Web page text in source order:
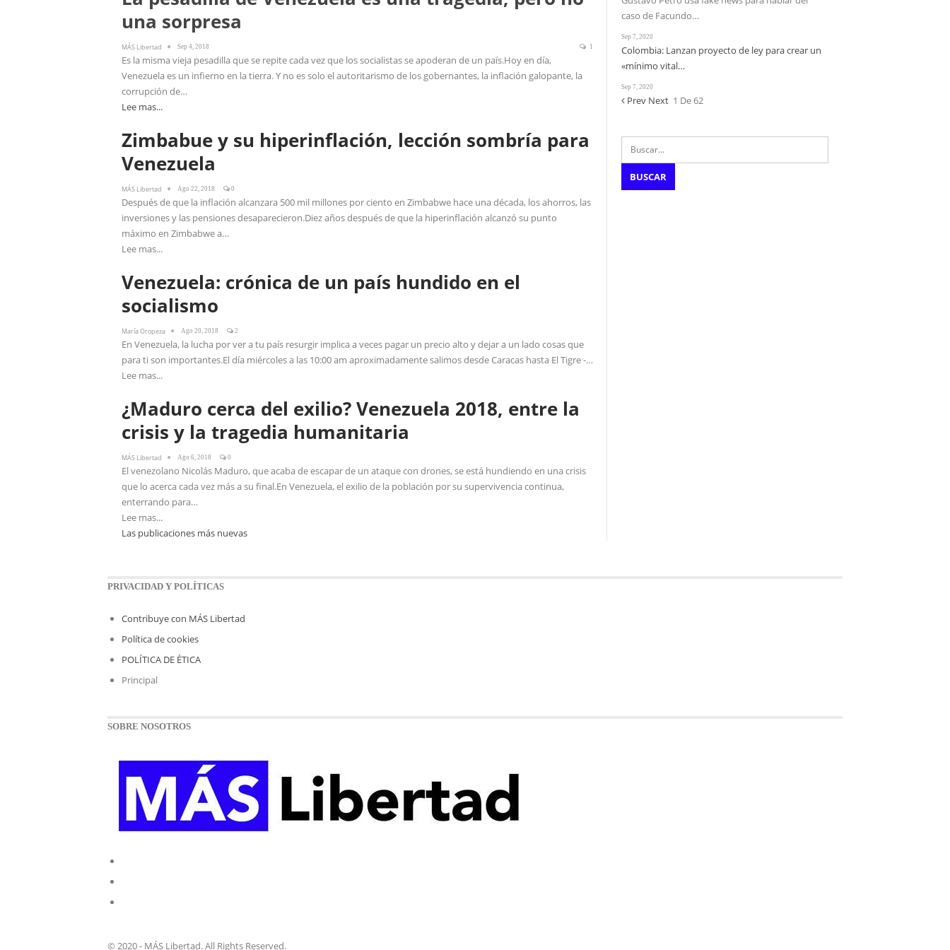
una sorpresa
MÁS Libertad Sep 4, 2018 1
Es la misma vieja pesadilla que se repite cada vez que los socialistas se apoderan de un país.Hoy en día,
Venezuela es un infierno en la tierra. Y no es solo el autoritarismo de los gobernantes, la inflación galopante, la
corrupción de…
Lee mas...
Zimbabue y su hiperinflación, lección sombría para
Venezuela
MÁS Libertad Ago 22, 2018 0
Después de que la inflación alcanzara 500 mil millones por ciento en Zimbabwe hace una década, los ahorros, las
inversiones y las pensiones desaparecieron.Diez años después de que la hiperinflación alcanzó su punto
máximo en Zimbabwe a…
Lee mas...
Venezuela: crónica de un país hundido en el
socialismo
María Oropeza Ago 20, 2018 2
En Venezuela, la lucha por ver a tu país resurgir implica a veces pagar un precio alto y dejar a un lado cosas que
para ti son importantes.El día miércoles a las 10:00 am aproximadamente salimos desde Caracas hasta El Tigre -…
Lee mas...
¿Maduro cerca del exilio? Venezuela 2018, entre la
crisis y la tragedia humanitaria
MÁS Libertad Ago 6, 2018 0
El venezolano Nicolás Maduro, que acaba de escapar de un ataque con drones, se está hundiendo en una crisis
que lo acerca cada vez más a su final.En Venezuela, el exilio de la población por su supervivencia continua,
enterrando para…
Lee mas...
Las publicaciones más nuevas
caso de Facundo…
Sep 7, 2020
Colombia: Lanzan proyecto de ley para crear un
«mínimo vital…
Sep 7, 2020
Prev Next 1 De 62
PRIVACIDAD Y POLÍTICAS
Contribuye con MÁS Libertad
Política de cookies
POLÍTICA DE ÉTICA
Principal
SOBRE NOSOTROS
© 2020 - MÁS Libertad. All Rights Reserved.